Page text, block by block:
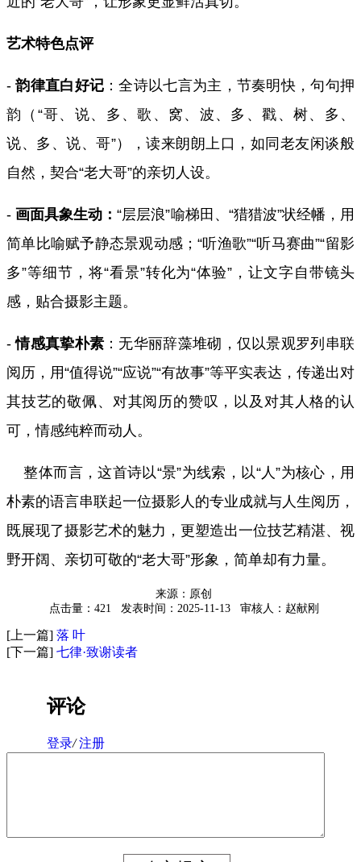
艺术特色点评
-韵律直白好记 ：全诗以七言为主，节奏明快，句句押
韵（“哥、说、多、歌、窝、波、多、戳、树、多、
说、多、说、哥”），读来朗朗上口，如同老友闲谈般
自然，契合“老大哥”的亲切人设。
-画面具象生动：“层层浪”喻梯田、“猎猎波”状经幡，用
简单比喻赋予静态景观动感；“听渔歌”“听马赛曲”“留影
多”等细节，将“看景”转化为“体验”，让文字自带镜头
感，贴合摄影主题。
-情感真挚朴素 ：无华丽辞藻堆砌，仅以景观罗列串联
阅历，用“值得说”“应说”“有故事”等平实表达，传递出对
其技艺的敬佩、对其阅历的赞叹，以及对其人格的认
可，情感纯粹而动人。
整体而言，这首诗以“景”为线索，以“人”为核心，用
朴素的语言串联起一位摄影人的专业成就与人生阅历，
既展现了摄影艺术的魅力，更塑造出一位技艺精湛、视
野开阔、亲切可敬的“老大哥”形象，简单却有力量。
来源：原创
点击量：421
发表时间：2025-11-13 审核人：赵献刚
[上一篇] 落 叶
[下一篇] 七律·致谢读者
评论
登录/ 注册